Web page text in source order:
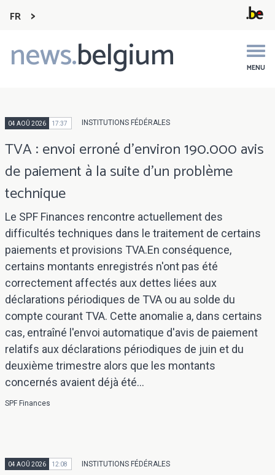
FR
news.belgium MENU
Main
navigation
04 AOÛ 2026 17:37 INSTITUTIONS FÉDÉRALES
TVA : envoi erroné d'environ 190.000 avis
de paiement à la suite d'un problème
technique
Le SPF Finances rencontre actuellement des
difficultés techniques dans le traitement de certains
paiements et provisions TVA.En conséquence,
certains montants enregistrés n'ont pas été
correctement affectés aux dettes liées aux
déclarations périodiques de TVA ou au solde du
compte courant TVA. Cette anomalie a, dans certains
cas, entraîné l'envoi automatique d'avis de paiement
relatifs aux déclarations périodiques de juin et du
deuxième trimestre alors que les montants
concernés avaient déjà été...
SPF Finances
04 AOÛ 2026 12:08 INSTITUTIONS FÉDÉRALES